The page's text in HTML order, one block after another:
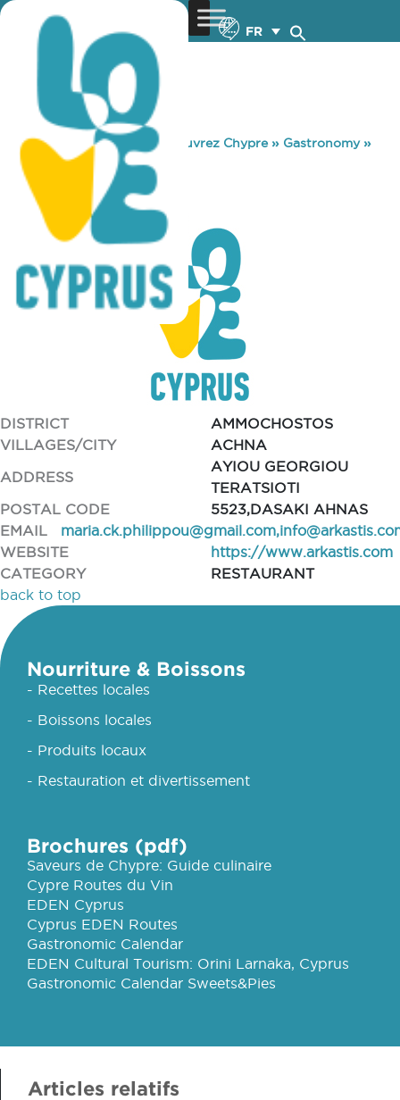
FR
You are here:Home Découvrez Chypre» Gastronomy»
ARKASTIS
ARKASTIS
DISTRICT
AMMOCHOSTOS
VILLAGES/CITY
ACHNA
ADDRESS
AYIOU GEORGIOU
TERATSIOTI
POSTAL CODE
5523,DASAKI AHNAS
EMAIL
maria.ck.philippou@gmail.com,
WEBSITE
https://www.arkastis.com
CATEGORY
RESTAURANT
back to top
Nourriture & Boissons
- Recettes locales
- Boissons locales
- Produits locaux
- Restauration et divertissement
Brochures (pdf)
Saveurs de Chypre: Guide culinaire
Cypre Routes du Vin
EDEN Cyprus
Cyprus EDEN Routes
Gastronomic Calendar
EDEN Cultural Tourism: Orini Larnaka, Cyprus
Gastronomic Calendar Sweets&Pies
Articles relatifs